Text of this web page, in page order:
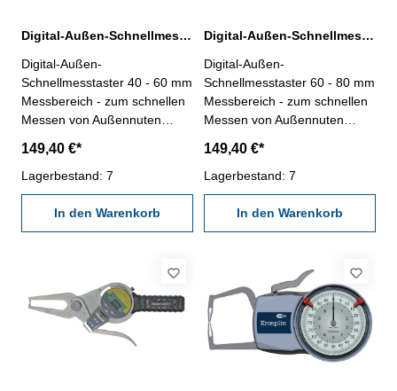
Digital-Außen-Schnellmesstaster 40 - 60 mm IP 65
Digital-Außen-
Schnellmesstaster 40 - 60 mm
Messbereich - zum schnellen
Messen von Außennuten
mm, gehärtet- mit Digital-
Messuhr IP 65- Ablesung
0,001 mm- Anzeige mit
Laufbalken- mm/inch, 0/Off,
Preset-, Tol- und ,,+/-"-Taste-
149,40 €*
Lagerbestand: 7
In den Warenkorb
Digital-Außen-Schnellmesstaster 60 - 80 mm IP 65
Digital-Außen-
Schnellmesstaster 60 - 80 mm
Messbereich - zum schnellen
Messen von Außennuten
mm, gehärtet- mit Digital-
Messuhr IP 65- Ablesung
0,001 mm- Anzeige mit
Laufbalken- mm/inch, 0/Off,
Preset-, Tol- und ,,+/-"-Taste-
149,40 €*
Lagerbestand: 7
In den Warenkorb